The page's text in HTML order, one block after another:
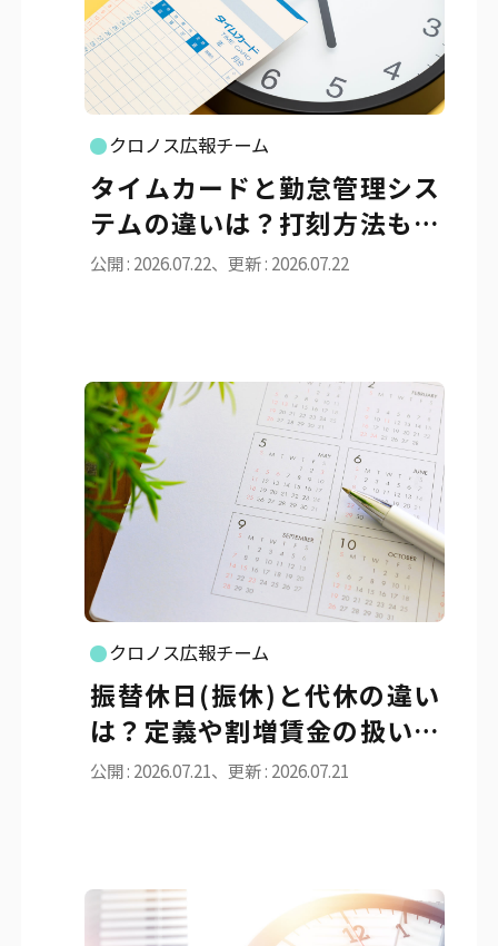
クロノス広報チーム
タイムカードと勤怠管理シス
テムの違いは？打刻方法も解
説
公開 : 2026.07.22、更新 : 2026.07.22
クロノス広報チーム
振替休日(振休)と代休の違い
は？定義や割増賃金の扱いを
わかりやすく解説
公開 : 2026.07.21、更新 : 2026.07.21